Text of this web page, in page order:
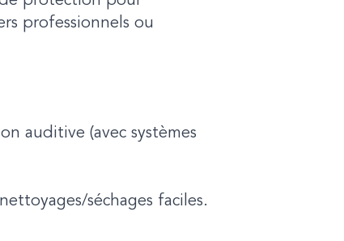
professionnels ou
auditive (avec systèmes
séchages faciles.